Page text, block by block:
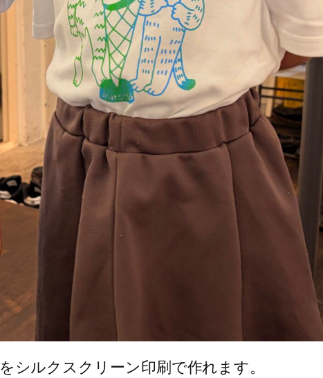
シルクスクリーン印刷で作れます。